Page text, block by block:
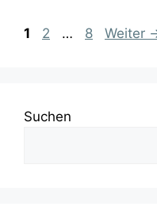
Seite
1 Seite
2 … Seite
8 Weiter
Suchen